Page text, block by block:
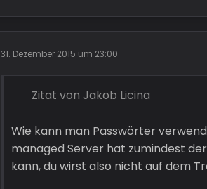
31. Dezember 2015 um 23:00
Zitat von Jakob Licina
Wie kann man Passwörter
managed Server hat zumindest
kann, du wirst also nicht auf dem